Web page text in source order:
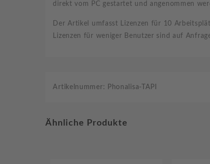
direkt vom PC gestartet und angenommen
Der Artikel umfasst Lizenzen für 10
Lizenzen für weniger Benutzer sind auf
Artikelnummer: Phonalisa-TAPI
Ähnliche Produkte